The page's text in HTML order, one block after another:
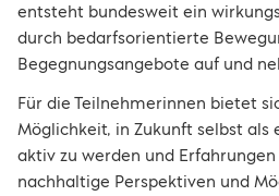
entsteht bundesweit ein
durch bedarfsorientierte
Begegnungsangebote auf und
Für die Teilnehmerinnen bietet
Möglichkeit, in Zukunft selbst als
aktiv zu werden und
nachhaltige Perspektiven und